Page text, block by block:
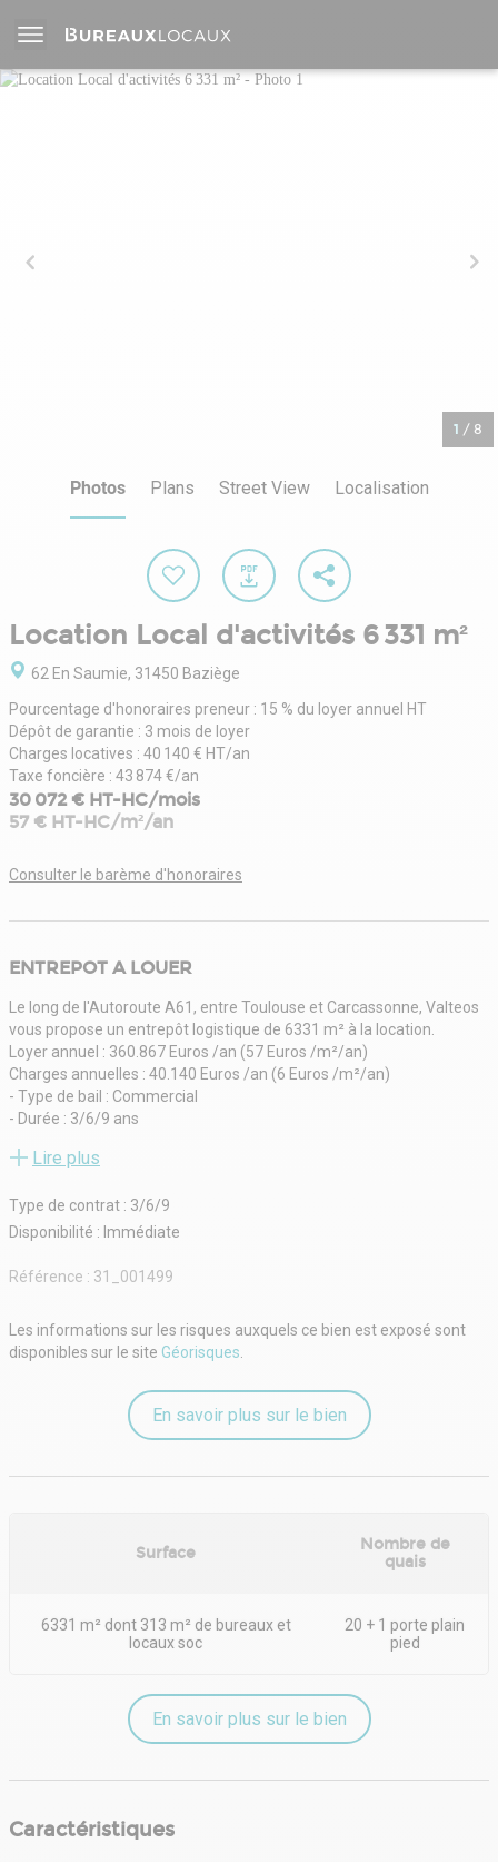
1 / 8
Photos Plans Street View Localisation
Location Local d'activités 6 331 m²
62 En Saumie, 31450 Baziège
Pourcentage d'honoraires preneur : 15 % du loyer annuel HT
Dépôt de garantie : 3 mois de loyer
Charges locatives : 40 140 € HT/an
Taxe foncière : 43 874 €/an
30 072 € HT-HC/mois
57 € HT-HC/m²/an
Consulter le barème d'honoraires
ENTREPOT A LOUER
Le long de l'Autoroute A61, entre Toulouse et Carcassonne, Valteos
vous propose un entrepôt logistique de 6331 m² à la location.
Loyer annuel : 360.867 Euros /an (57 Euros /m²/an)
Charges annuelles : 40.140 Euros /an (6 Euros /m²/an)
- Type de bail : Commercial
- Durée : 3/6/9 ans
- Indice : ILC
- Dépôt de garantie : 3 mois
- Loyers et charges : Trimestriels et d'avance
Lire plus
Type de contrat : 3/6/9
Disponibilité : Immédiate
Référence : 31_001499
Les informations sur les risques auxquels ce bien est exposé sont
disponibles sur le site Géorisques.
En savoir plus sur le bien
Surface
Nombre de
quais
6331 m² dont 313 m² de bureaux et
locaux soc
20 + 1 porte plain
pied
En savoir plus sur le bien
Caractéristiques